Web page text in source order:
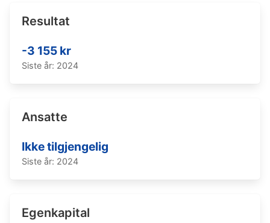
Resultat
-3 155 kr
Siste år: 2024
Ansatte
Ikke tilgjengelig
Siste år: 2024
Egenkapital